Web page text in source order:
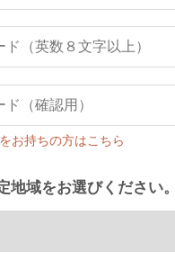
お持ちの方はこちら
地域をお選びください。